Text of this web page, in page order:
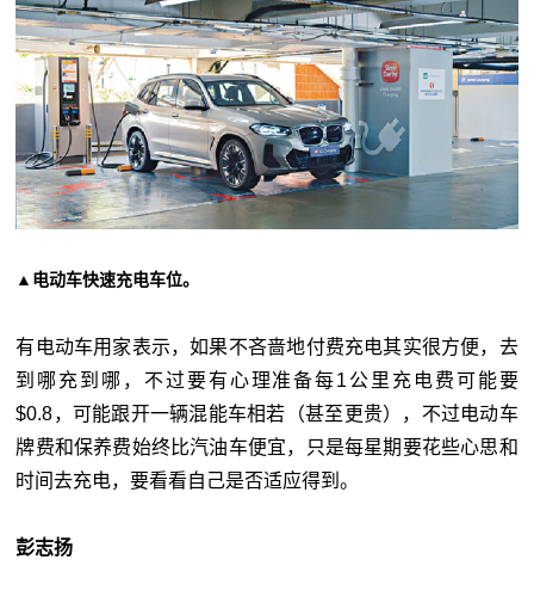
▲电动车快速充电车位。
有电动车用家表示，如果不吝啬地付费充电其实很方便，去
到哪充到哪，不过要有心理准备每1公里充电费可能要
$0.8，可能跟开一辆混能车相若（甚至更贵），不过电动车
牌费和保养费始终比汽油车便宜，只是每星期要花些心思和
时间去充电，要看看自己是否适应得到。
彭志扬